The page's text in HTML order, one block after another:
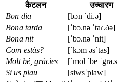
कैटलन उच्चारण
Bon dia
[bɔn ˈdi.ə]
Bona tarda
[ˈbɔ.nə ˈtaɾ.ðə]
Bona nit
[ˈbɔ.nə ˈnit]
Com estàs?
[ˈkɔm əsˈtas]
Molt bé, gràcies
[ˈmol ˈbe
Si us plau
[siwsˈplaw]